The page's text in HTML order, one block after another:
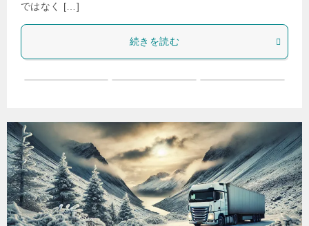
ではなく […]
続きを読む